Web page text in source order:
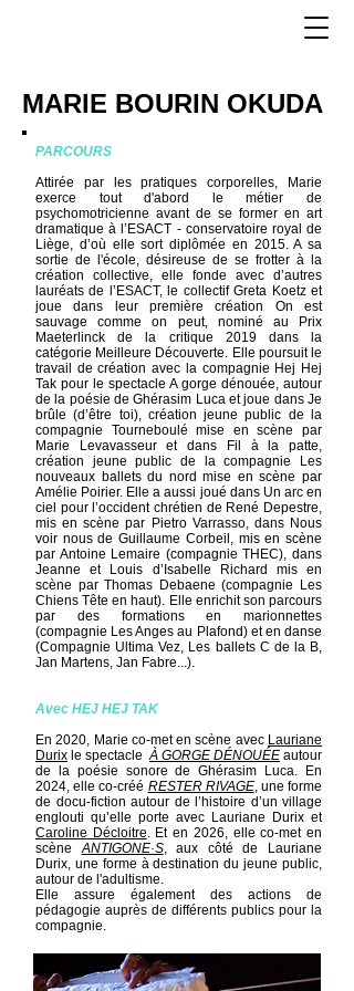
MARIE BOURIN OKUDA
PARCOURS
Attirée par les pratiques corporelles, Marie
exerce tout d'abord le métier de
psychomotricienne avant de se former en art
dramatique à l’ESACT - conservatoire royal de
Liège, d’où elle sort diplômée en 2015. A sa
sortie de l'école, désireuse de se frotter à la
création collective, elle fonde avec d’autres
lauréats de l’ESACT, le collectif Greta Koetz et
joue dans leur première création On est
sauvage comme on peut, nominé au Prix
Maeterlinck de la critique 2019 dans la
catégorie Meilleure Découverte. Elle poursuit le
travail de création avec la compagnie Hej Hej
Tak pour le spectacle A gorge dénouée, autour
de la poésie de Ghérasim Luca et joue dans Je
brûle (d’être toi), création jeune public de la
compagnie Tourneboulé mise en scène par
Marie Levavasseur et dans Fil à la patte,
création jeune public de la compagnie Les
nouveaux ballets du nord mise en scène par
Amélie Poirier. Elle a aussi joué dans Un arc en
ciel pour l’occident chrétien de René Depestre,
mis en scène par Pietro Varrasso, dans Nous
voir nous de Guillaume Corbeil, mis en scène
par Antoine Lemaire (compagnie THEC), dans
Jeanne et Louis d’Isabelle Richard mis en
scène par Thomas Debaene (compagnie Les
Chiens Tête en haut). Elle enrichit son parcours
par des formations en marionnettes
(compagnie Les Anges au Plafond) et en danse
(Compagnie Ultima Vez, Les ballets C de la B,
Jan Martens, Jan Fabre...).
Avec HEJ HEJ TAK
En 2020, Marie co-met en scène avec Lauriane
Durix le spectacle À GORGE DÉNOUÉE autour
de la poésie sonore de Ghérasim Luca. En
2024, elle co-créé RESTER RIVAGE, une forme
de docu-fiction autour de l’histoire d’un village
englouti qu’elle porte avec Lauriane Durix et
Caroline Décloitre. Et en 2026, elle co-met en
scèneANTIGONE·S, aux côté de Lauriane
Durix, une forme à destination du jeune public,
autour de l'adultisme.
Elle assure également des actions de
pédagogie auprès de différents publics pour la
compagnie.